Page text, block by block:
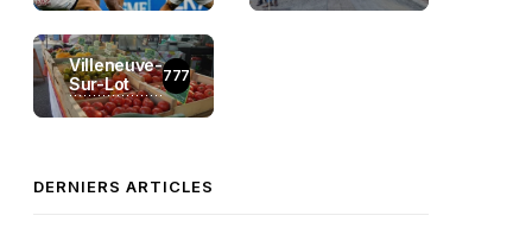
Villeneuve-
Sur-Lot
777
DERNIERS ARTICLES